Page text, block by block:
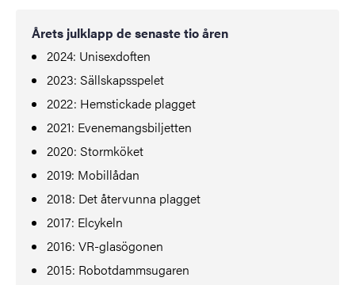
Årets julklapp de senaste tio åren
2024: Unisexdoften
2023: Sällskapsspelet
2022: Hemstickade plagget
2021: Evenemangsbiljetten
2020: Stormköket
2019: Mobillådan
2018: Det återvunna plagget
2017: Elcykeln
2016: VR-glasögonen
2015: Robotdammsugaren